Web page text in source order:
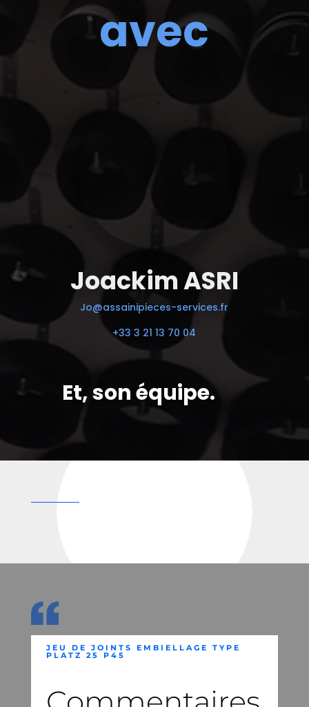
avec
Joackim ASRI
Jo@assainipieces-services.fr
+33 3 21 13 70 04
Et, son équipe.
JEU DE JOINTS EMBIELLAGE TYPE
PLATZ 25 P45